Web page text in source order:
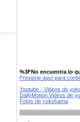
%3FNo encuentra lo
Presione aquí para
Youtube - Videos de
DailyMotion Videos de
Fotos de yokohama